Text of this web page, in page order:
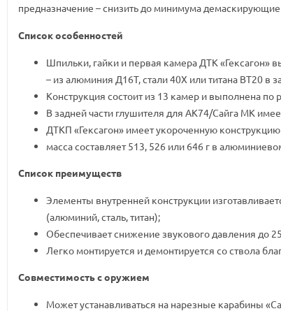
предназначение – снизить до минимума
Список особенностей
Шпильки, гайки и первая камера ДТК
– из алюминия Д16Т, стали 40Х или титана ВТ20 в
Конструкция состоит из 13 камер и выполнена по
В задней части глушителя для АК74/Сайга МК
ДТКП «Гексагон» имеет укороченную
масса составляет 513, 526 или 646 г в
Список преимуществ
Элементы внутренней конструкции
(алюминий, сталь, титан);
Обеспечивает снижение звукового давления до
Легко монтируется и демонтируется со ствола
Совместимость с оружием
Может устанавливаться на нарезные карабины